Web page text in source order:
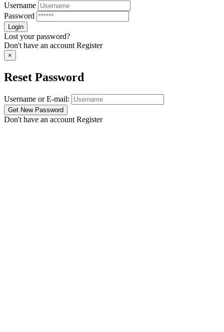
Username
Password
Lost your password?
Don't have an account Register
×
Reset Password
Username or E-mail:
Don't have an account Register